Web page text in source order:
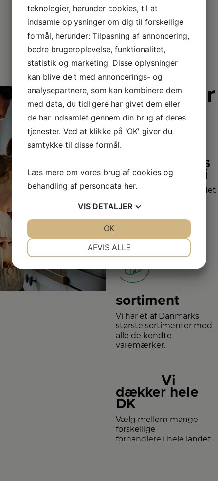
Derfor er
vi lidt
bedre
2+2 års
garanti
Vi har udvidet
udvalgte produkter
– så du er sikret i 4 år.
Stort
sortiment
Vi har et af Danmarks
største sortimenter med
alle de kendte
varemærker.
Vi
dækker hele
DK
Vælg mellem mange
forskellige
forhandlere i hele landet.
teknologier, herunder cookies, til at
indsamle oplysninger om dig til forskellige
formål, herunder: Tilpasning af annoncering,
bedre brugeroplevelse, funktionalitet,
statistik og marketing. Disse oplysninger
kan blive delt med annoncerings- og
analysepartnere, som kan kombinere dem
med data, du tidligere har givet dem eller
de har indsamlet gennem din brug af deres
tjenester. Ved at klikke på 'OK' giver du
samtykke til disse formål.
Læs mere om vores brug af cookies og
behandling af persondata her.
VIS DETALJER
MARKETING STATISTIK
AFVIS ALLE
OK